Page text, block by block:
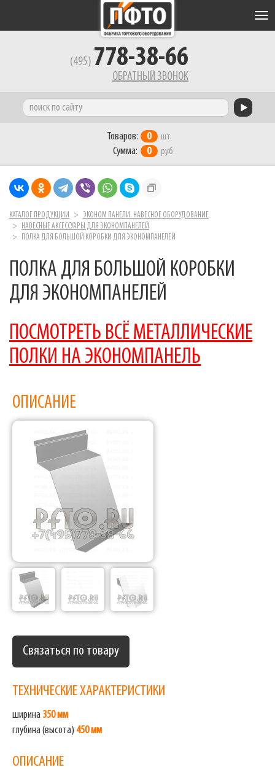
(495) 778-38-66
ОБРАТНЫЙ ЗВОНОК
Фабрика торгового оборудования
Товаров: 0 шт.
Сумма: 0 руб.
КАТАЛОГ ПРОДУКЦИИ
ЭКОНОМ ПАНЕЛИ. НАВЕСНОЕ ОБОРУДОВАНИЕ
НАВЕСНЫЕ АКСЕССУАРЫ ДЛЯ ЭКОНОМПАНЕЛЕЙ
ПОЛКА ДЛЯ БОЛЬШОЙ КОРОБКИ ДЛЯ ЭКОНОМПАНЕЛЕЙ
ПОЛКА ДЛЯ БОЛЬШОЙ КОРОБКИ
ДЛЯ ЭКОНОМПАНЕЛЕЙ
ПОСМОТРЕТЬ ВСЁ МЕТАЛЛИЧЕСКИЕ
ПОЛКИ НА ЭКОНОМПАНЕЛЬ
ОПИСАНИЕ
Связаться по товару
ТЕХНИЧЕСКИЕ ХАРАКТЕРИСТИКИ
ширина 350 мм
глубина (высота) 450 мм
ОПИСАНИЕ